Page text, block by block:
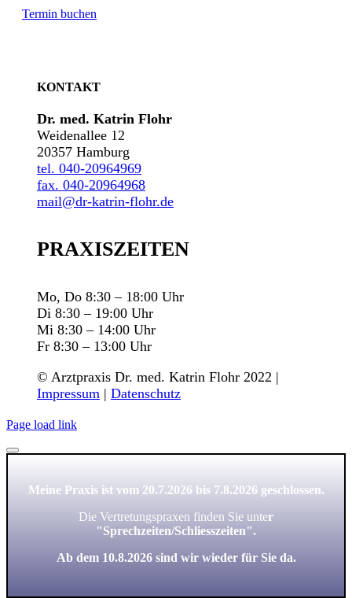
Termin buchen
KONTAKT
Dr. med. Katrin Flohr
Weidenallee 12
20357 Hamburg
tel. 040-20964969
fax. 040-20964968
mail@dr-katrin-flohr.de
PRAXISZEITEN
Mo, Do 8:30 – 18:00 Uhr
Di 8:30 – 19:00 Uhr
Mi 8:30 – 14:00 Uhr
Fr 8:30 – 13:00 Uhr
© Arztpraxis Dr. med. Katrin Flohr 2022 |
Impressum | Datenschutz
Page load link
Meine Praxis ist vom 20.7.2026 bis 7.8.2026 geschlossen.
Die Vertretungspraxen finden Sie unter
"Sprechzeiten/Schliesszeiten".
Ab dem 10.8.2026 sind wir wieder für Sie da.